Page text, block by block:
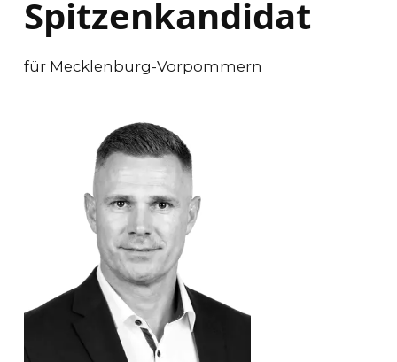
Spitzenkandidat
für Mecklenburg-Vorpommern